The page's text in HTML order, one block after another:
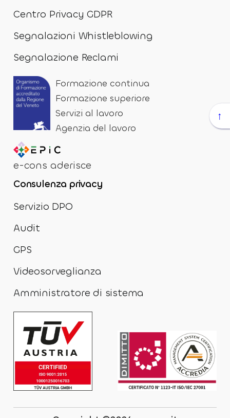
↑
Centro Privacy GDPR
Segnalazioni Whistleblowing
Segnalazione Reclami
Formazione continua
Formazione superiore
Servizi al lavoro
Agenzia del lavoro
e-cons aderisce
Consulenza privacy
Servizio DPO
Audit
GPS
Videosorveglianza
Amministratore di sistema